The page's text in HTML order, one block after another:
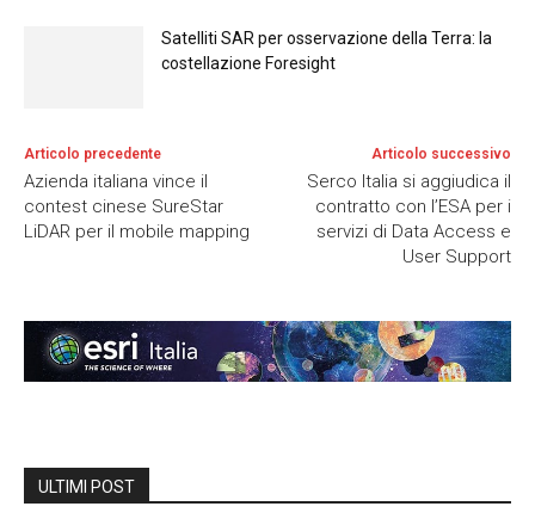
Satelliti SAR per osservazione della Terra: la
costellazione Foresight
Articolo precedente
Azienda italiana vince il
contest cinese SureStar
LiDAR per il mobile mapping
Articolo successivo
Serco Italia si aggiudica il
contratto con l’ESA per i
servizi di Data Access e
User Support
ULTIMI POST